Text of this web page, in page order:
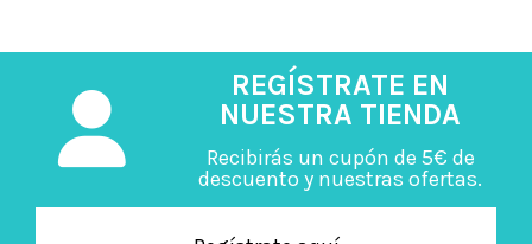
REGÍSTRATE EN
NUESTRA TIENDA
Recibirás un cupón de 5€ de
descuento y nuestras ofertas.